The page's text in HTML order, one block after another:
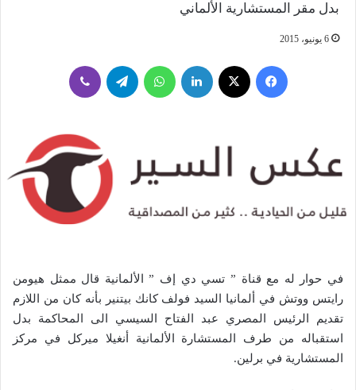
بدل مقر المستشارية الألماني
6 يونيو، 2015
فيسبوك لينكدإن واتساب تيلقرام
في حوار له مع قناة ” تسي دي إف ” الألمانية قال ممثل هيومن
رايتس ووتش في ألمانيا السيد فولف كانك بيتنير بأنه كان من اللازم
تقديم الرئيس المصري عبد الفتاح السيسي الى المحاكمة بدل
استقباله من طرف المستشارة الألمانية أنغيلا ميركل في مركز
المستشارية في برلين.